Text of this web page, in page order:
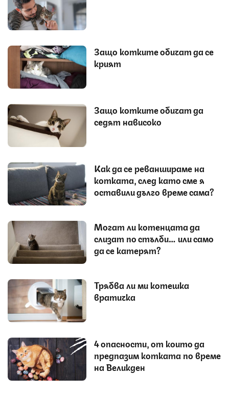
Защо котките обичат да се
крият
Защо котките обичат да
седят нависоко
Как да се реваншираме на
котката, след като сме я
оставили дълго време сама?
Могат ли котенцата да
слизат по стълби… или само
да се катерят?
Трябва ли ми котешка
вратичка
4 опасности, от които да
предпазим котката по време
на Великден